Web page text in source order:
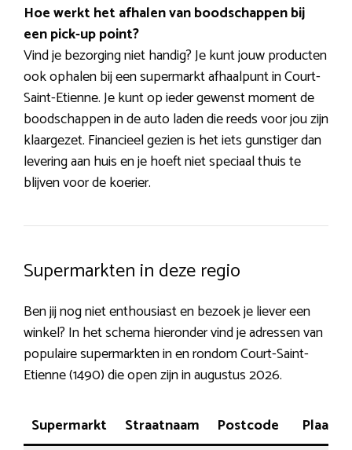
Hoe werkt het afhalen van boodschappen bij
een pick-up point?
Vind je bezorging niet handig? Je kunt jouw producten
ook ophalen bij een supermarkt afhaalpunt in Court-
Saint-Etienne. Je kunt op ieder gewenst moment de
boodschappen in de auto laden die reeds voor jou zijn
klaargezet. Financieel gezien is het iets gunstiger dan
levering aan huis en je hoeft niet speciaal thuis te
blijven voor de koerier.
Supermarkten in deze regio
Ben jij nog niet enthousiast en bezoek je liever een
winkel? In het schema hieronder vind je adressen van
populaire supermarkten in en rondom Court-Saint-
Etienne (1490) die open zijn in augustus 2026.
Supermarkt Straatnaam Postcode Plaats